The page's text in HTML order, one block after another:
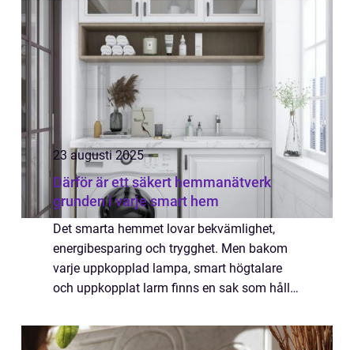
23 augusti 2025
Därför är ett säkert hemmanätverk
grunden i varje smart hem
Det smarta hemmet lovar bekvämlighet,
energibesparing och trygghet. Men bakom
varje uppkopplad lampa, smart högtalare
och uppkopplat larm finns en sak som håller
tänker på: hemman&au...